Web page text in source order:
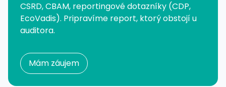
CSRD, CBAM, reportingové dotazníky (CDP,
EcoVadis). Pripravíme report, ktorý obstojí u
auditora.
Mám záujem